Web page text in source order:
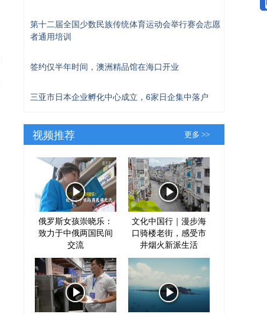
第十二届全国少数民族传统体育运动会举行赛会志愿
者通用培训
签约仅半年时间，澳洲精品馆在海口开业
三亚市日本企业孵化中心成立，6家日企集中落户
视频推荐 更多 >>
俄罗斯女孩崇晓乐：
致力于中俄两国民间
交流
文化中国行｜漫步海
口骑楼老街，感受市
井烟火新派生活